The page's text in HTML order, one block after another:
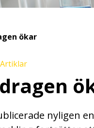
ökar
Artiklar
nyligen